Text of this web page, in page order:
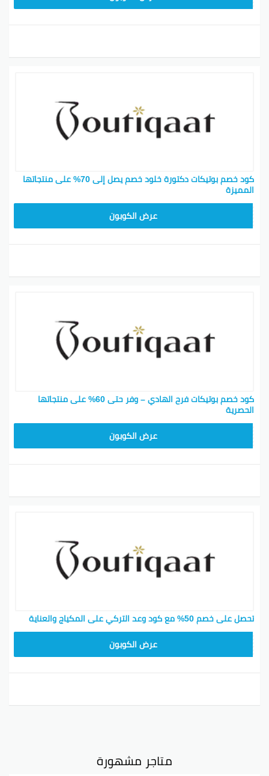
كود خصم بوتيكات دكتورة خلود خصم يصل إلى 70% على منتجاتها
المميزة
عرض الكوبون
كود خصم بوتيكات فرح الهادي – وفر حتى 60% على منتجاتها
الحصرية
عرض الكوبون
تحصل على خصم 50% مع كود وعد التركي على المكياج والعناية
عرض الكوبون
متاجر مشهورة